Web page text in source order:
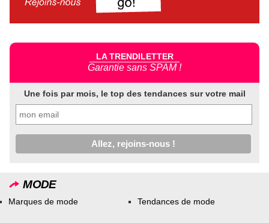
LA TRENDILETTER
Garantie sans SPAM !
Une fois par mois, le top des tendances sur votre mail
MODE
Marques de mode Tendances de mode